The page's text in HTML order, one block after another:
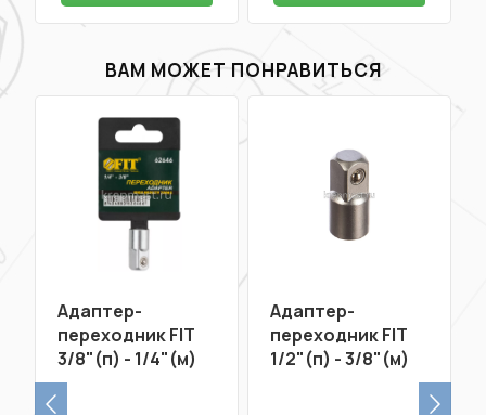
ВАМ МОЖЕТ ПОНРАВИТЬСЯ
Адаптер-
переходник FIT
3/8"(п) - 1/4"(м)
Адаптер-
переходник FIT
1/2"(п) - 3/8"(м)